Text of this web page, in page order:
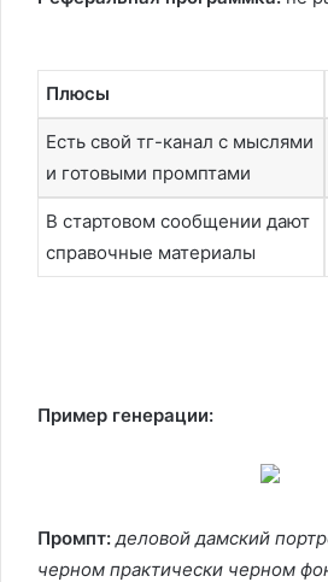
Плюсы
Есть свой тг-канал с мыслями
и готовыми промптами
В стартовом сообщении дают
справочные материалы
Пример генерации:
Промпт: деловой дамский
черном практически черном